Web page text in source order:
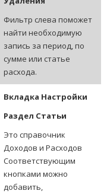
Фильтр слева поможет
найти необходимую
запись за период, по
сумме или статье
расхода.
Вкладка Настройки
Раздел Статьи
Это справочник
Доходов и Расходов
Соответствующим
кнопками можно
добавить,